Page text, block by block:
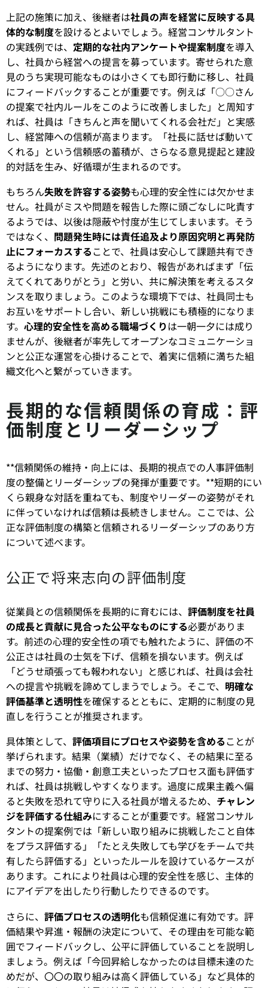
上記の施策に加え、後継者は社員の声を経営に反映する具
体的な制度を設けるとよいでしょう。経営コンサルタント
の実践例では、 定期的な社内アンケートや提案制度を導入
し、社員から経営への提言を募っています。寄せられた意
見のうち実現可能なものは小さくても即行動に移し、社員
にフィードバックすることが重要です。例えば「○○さん
の提案で社内ルールをこのように改善しました」と周知す
れば、社員は「きちんと声を聞いてくれる会社だ」と実感
し、経営陣への信頼が高まります。「社長に話せば動いて
くれる」という信頼感の蓄積が、さらなる意見提起と建設
的対話を生み、好循環が生まれるのです。
もちろん失敗を許容する姿勢も心理的安全性には欠かせま
せん。社員がミスや問題を報告した際に頭ごなしに叱責す
るようでは、以後は隠蔽や忖度が生じてしまいます。そう
ではなく、 問題発生時には責任追及より原因究明と再発防
止にフォーカスすることで、社員は安心して課題共有でき
るようになります。先述のとおり、報告があればまず「伝
えてくれてありがとう」と労い、共に解決策を考えるスタ
ンスを取りましょう。このような環境下では、社員同士も
お互いをサポートし合い、新しい挑戦にも積極的になりま
す。 心理的安全性を高める職場づくりは一朝一夕には成り
ませんが、後継者が率先してオープンなコミュニケーショ
ンと公正な運営を心掛けることで、着実に信頼に満ちた組
織文化へと繋がっていきます。
長期的な信頼関係の育成：評
価制度とリーダーシップ
**信頼関係の維持・向上には、長期的視点での人事評価制
度の整備とリーダーシップの発揮が重要です。**短期的にい
くら親身な対話を重ねても、制度やリーダーの姿勢がそれ
に伴っていなければ信頼は長続きしません。ここでは、公
正な評価制度の構築と信頼されるリーダーシップのあり方
について述べます。
公正で将来志向の評価制度
従業員との信頼関係を長期的に育むには、 評価制度を社員
の成長と貢献に見合った公平なものにする必要がありま
す。前述の心理的安全性の項でも触れたように、評価の不
公正さは社員の士気を下げ、信頼を損ないます。例えば
「どうせ頑張っても報われない」と感じれば、社員は会社
への提言や挑戦を諦めてしまうでしょう。そこで、 明確な
評価基準と透明性を確保するとともに、定期的に制度の見
直しを行うことが推奨されます。
具体策として、 評価項目にプロセスや姿勢を含めることが
挙げられます。結果（業績）だけでなく、その結果に至る
までの努力・協働・創意工夫といったプロセス面も評価す
れば、社員は挑戦しやすくなります。過度に成果主義へ偏
ると失敗を恐れて守りに入る社員が増えるため、 チャレン
ジを評価する仕組みにすることが重要です。経営コンサル
タントの提案例では「新しい取り組みに挑戦したこと自体
をプラス評価する」「たとえ失敗しても学びをチームで共
有したら評価する」といったルールを設けているケースが
あります。これにより社員は心理的安全性を感じ、主体的
にアイデアを出したり行動したりできるのです。
さらに、 評価プロセスの透明化も信頼促進に有効です。評
価結果や昇進・報酬の決定について、その理由を可能な範
囲でフィードバックし、公平に評価していることを説明し
ましょう。例えば「今回昇給しなかったのは目標未達のた
めだが、〇〇の取り組みは高く評価している」など具体的